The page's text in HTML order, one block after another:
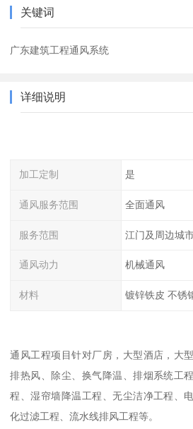
关键词
广东建筑工程通风系统
详细说明
加工定制 是
通风服务范围 全面通风
服务范围 江门及周边城
通风动力 机械通风
材料 镀锌铁皮 不锈
通风工程项目针对厂房，大型酒店，大
排热风、除尘、换气降温、排烟系统工
程、湿帘墙降温工程、无尘洁净工程、
化过滤工程、流水线排风工程等。